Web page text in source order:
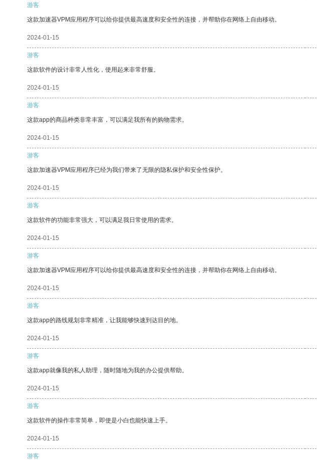
游客
这款加速器VPM应用程序可以给你提供最高速度和安全性的连接，并帮助你在网络上自由移动。
2024-01-15
游客
这款软件的设计非常人性化，使用起来非常舒服。
2024-01-15
游客
这款app的商品种类非常丰富，可以满足我所有的购物需求。
2024-01-15
游客
这款加速器VPM应用程序已经为我们带来了无限的隐私保护和安全性保护。
2024-01-15
游客
这款软件的功能非常强大，可以满足我日常使用的需求。
2024-01-15
游客
这款加速器VPM应用程序可以给你提供最高速度和安全性的连接，并帮助你在网络上自由移动。
2024-01-15
游客
这款app的路线规划非常精准，让我能够快速到达目的地。
2024-01-15
游客
这款app就像我的私人助理，随时随地为我的办公提供帮助。
2024-01-15
游客
这款软件的操作非常简单，即使是小白也能快速上手。
2024-01-15
游客